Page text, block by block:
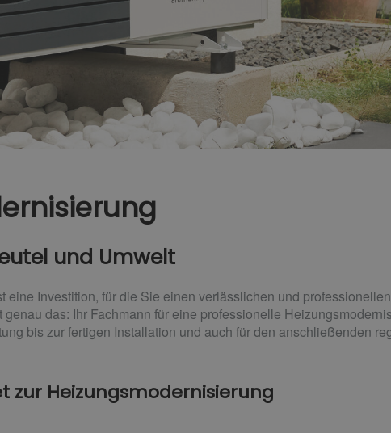
und Umwelt
eine Investition, für die Sie einen verlässlichen und
genau das: Ihr Fachmann für eine professionelle
bis zur fertigen Installation und auch für den anschließenden
zur Heizungsmodernisierung